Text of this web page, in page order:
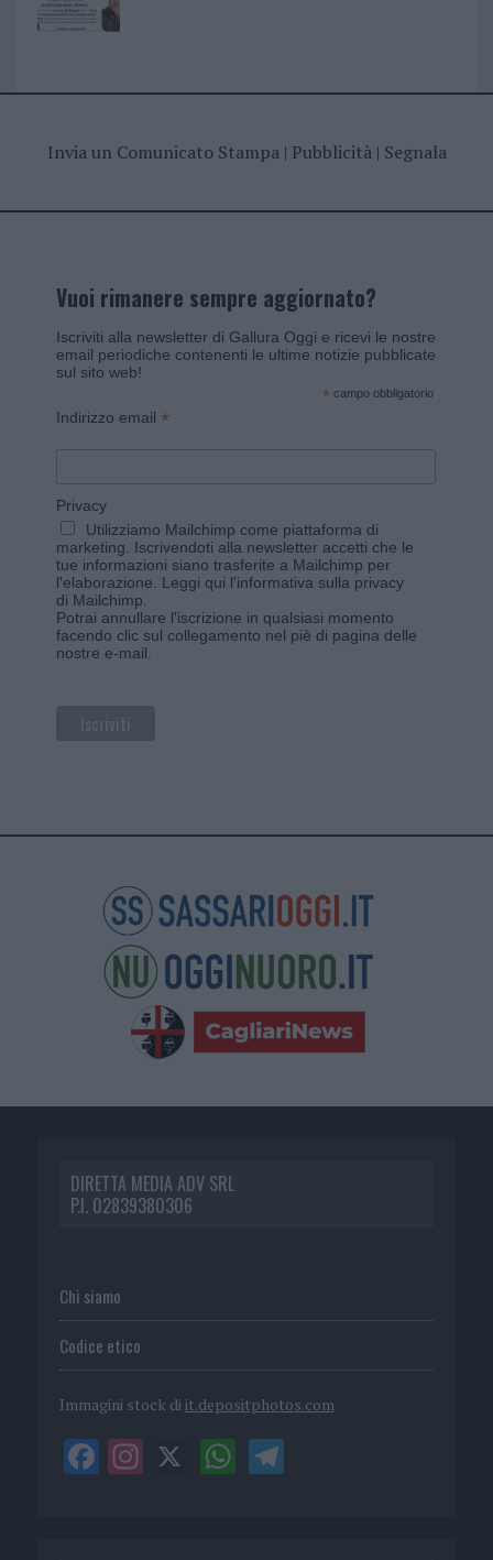
Invia un Comunicato Stampa| Pubblicità| Segnala
Vuoi rimanere sempre aggiornato?
Iscriviti alla newsletter di Gallura Oggi e ricevi le nostre
email periodiche contenenti le ultime notizie pubblicate
sul sito web!
* campo obbligatorio
Indirizzo email *
Privacy
Utilizziamo Mailchimp come piattaforma di
marketing. Iscrivendoti alla newsletter accetti che le
tue informazioni siano trasferite a Mailchimp per
l'elaborazione. Leggi qui l'informativa sulla privacy
di Mailchimp
Potrai annullare l'iscrizione in qualsiasi momento
facendo clic sul collegamento nel piè di pagina delle
nostre e-mail.
DIRETTA MEDIA ADV SRL
P.I. 02839380306
Chi siamo
Codice etico
Immagini stock di it.depositphotos.com